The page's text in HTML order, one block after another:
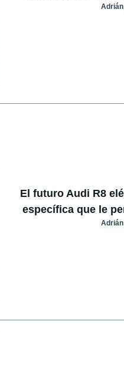
El futuro Audi R8
específica que le